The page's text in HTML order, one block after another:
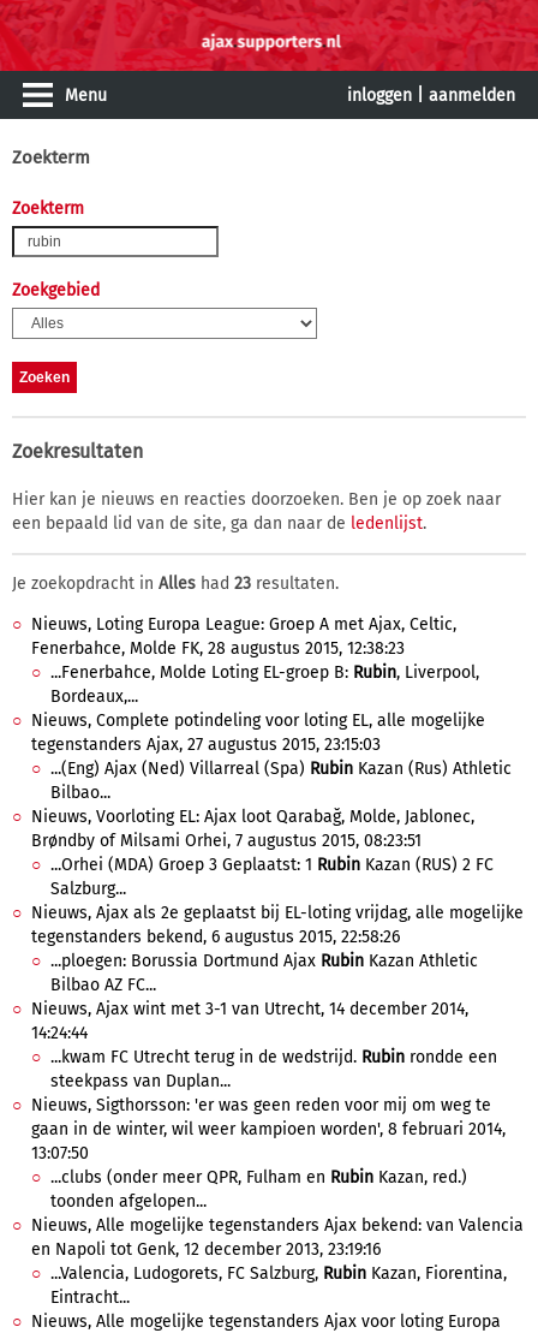
Menu inloggen aanmelden
Zoekterm
Zoekterm
Zoekgebied
Zoekresultaten
Hier kan je nieuws en reacties doorzoeken. Ben je op zoek naar
een bepaald lid van de site, ga dan naar de ledenlijst.
Je zoekopdracht in Alles had 23 resultaten.
Nieuws, Loting Europa League: Groep A met Ajax, Celtic,
Fenerbahce, Molde FK, 28 augustus 2015, 12:38:23
...Fenerbahce, Molde Loting EL-groep B: Rubin, Liverpool,
Bordeaux,...
Nieuws, Complete potindeling voor loting EL, alle mogelijke
tegenstanders Ajax, 27 augustus 2015, 23:15:03
...(Eng) Ajax (Ned) Villarreal (Spa) Rubin Kazan (Rus) Athletic
Bilbao...
Nieuws, Voorloting EL: Ajax loot Qarabağ, Molde, Jablonec,
Brøndby of Milsami Orhei, 7 augustus 2015, 08:23:51
...Orhei (MDA) Groep 3 Geplaatst: 1 Rubin Kazan (RUS) 2 FC
Salzburg...
Nieuws, Ajax als 2e geplaatst bij EL-loting vrijdag, alle mogelijke
tegenstanders bekend, 6 augustus 2015, 22:58:26
...ploegen: Borussia Dortmund Ajax Rubin Kazan Athletic
Bilbao AZ FC...
Nieuws, Ajax wint met 3-1 van Utrecht, 14 december 2014,
14:24:44
...kwam FC Utrecht terug in de wedstrijd. Rubin rondde een
steekpass van Duplan...
Nieuws, Sigthorsson: 'er was geen reden voor mij om weg te
gaan in de winter, wil weer kampioen worden', 8 februari 2014,
13:07:50
...clubs (onder meer QPR, Fulham en Rubin Kazan, red.)
toonden afgelopen...
Nieuws, Alle mogelijke tegenstanders Ajax bekend: van Valencia
en Napoli tot Genk, 12 december 2013, 23:19:16
...Valencia, Ludogorets, FC Salzburg, Rubin Kazan, Fiorentina,
Eintracht...
Nieuws, Alle mogelijke tegenstanders Ajax voor loting Europa